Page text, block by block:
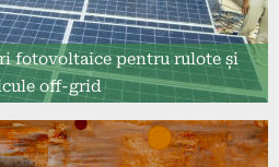
fotovoltaice pentru rulote și
off-grid